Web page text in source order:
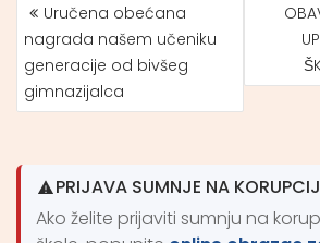
NAVIGACIJA
ČLANAKA
Uručena obećana
nagrada našem učeniku
generacije od bivšeg
gimnazijalca
PRIJAVA SUMNJE NA
Ako želite prijaviti sumnju na